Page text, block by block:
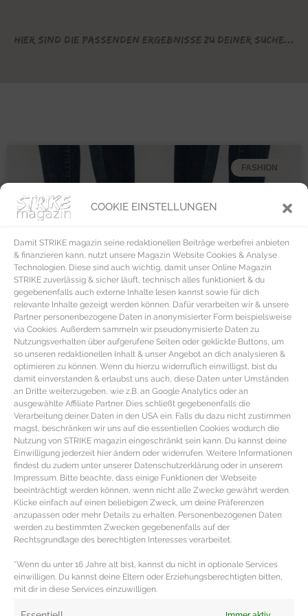
COOKIE EINSTELLUNGEN
Damit STRIKE magazin seine redaktionellen Beiträge werbefrei anbieten
& finanzieren kann, nutzt unsere Magazin Website Cookies & Analyse
Technologien. Diese sind auch wichtig, damit unser Online Magazin
STRIKE zuverlässig & sicher läuft, technisch alles funktioniert & du
gegebenenfalls auch externe Inhalte lesen kannst sowie für dich
relevante Inhalte gezeigt werden können. Dafür verarbeiten wir & unsere
Partner personenbezogene Daten in anonymisierter Form beispielsweise
via Cookies. Außerdem sammeln wir pseudonymisierte Daten zu
Nutzungsverhalten über aufgerufene Seiten oder geklickte Buttons, um
so unseren redaktionellen Inhalt & unser Angebot an dich analysieren &
optimieren zu können. Wenn du hierzu widerruflich einwilligst, bist du
damit einverstanden & erlaubst uns auch, diese Daten unter Umständen
an Dritte weiterzugeben, wie z.B. an Google Analytics oder an
ausgewählte Affiliate Partner. Dies schließt gegebenenfalls die
Verarbeitung deiner Daten in den USA ein. Falls du dazu nicht zustimmen
magst, beschränken wir uns auf die essentiellen Cookies wodurch die
Nutzung von STRIKE magazin eingeschränkt sein kann. Du kannst deine
Einwilligung jederzeit hier ändern oder widerrufen. Weitere Informationen
findest du zudem unter unserer Datenschutzerklärung oder in unserem
Impressum. Bitte beachte, dass einige Funktionen der Webseite
beeinträchtigt werden können, wenn nicht alle Zwecke gewährt werden.
Klicke einfach auf einen beliebigen Zweck, um deine Präferenzen
anzupassen oder mehr Details zu erhalten. Personenbezogenen Daten
werden zu bestimmten Zwecken gegebenenfalls auf der
Rechtsgrundlage des berechtigten Interesses verarbeitet.
*Wenn du unter 16 Jahre alt bist, kannst du nicht in optionale Services
einwilligen. Du kannst deine Eltern oder Erziehungsberechtigten bitten,
mit dir in diese Services einzuwilligen.
Hier sind die passenden Ergebnisse zu deiner Suche...
FASHION
ESSENTIALS – Die schönsten
Chelseaboots der Saison
Chelseaboots gehören in jeden Schrank. Warum? Weil
diese Stiefeletten erstmal nie und wirklich nie aus